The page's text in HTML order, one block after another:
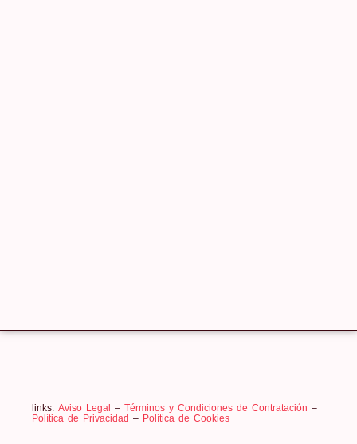
links: Aviso Legal – Términos y Condiciones de Contratación –
Política de Privacidad – Política de Cookies